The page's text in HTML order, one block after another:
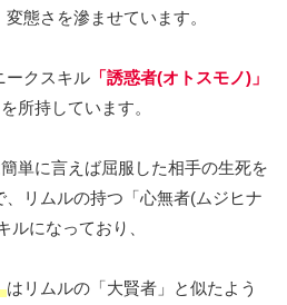
態さを滲ませています。
ークスキル 「誘惑者(オトスモノ)」
を所持しています。
単に言えば屈服した相手の生死を
リムルの持つ「心無者(ムジヒナ
ルになっており、
はリムルの「大賢者」と似たよう